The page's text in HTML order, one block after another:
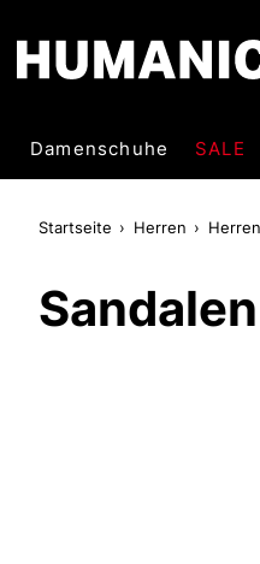
Damenschuhe SALE
Startseite Herren
Sandalen